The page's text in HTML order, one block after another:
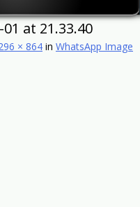
at 21.33.40
× 864 in WhatsApp Image